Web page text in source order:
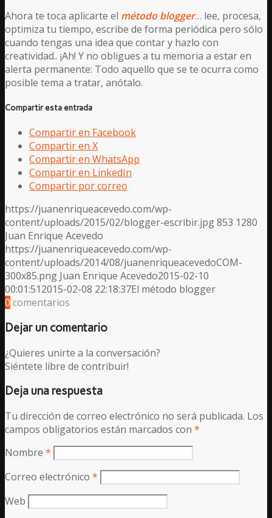
Ahora te toca aplicarte el método blogger… lee, procesa,
optimiza tu tiempo, escribe de forma periódica pero sólo
cuando tengas una idea que contar y hazlo con
creatividad.. ¡Ah! Y no obligues a tu memoria a estar en
alerta permanente: Todo aquello que se te ocurra como
posible tema a tratar, anótalo.
Compartir esta entrada
Compartir en Facebook
Compartir en X
Compartir en WhatsApp
Compartir en LinkedIn
Compartir por correo
https://juanenriqueacevedo.com/wp-
content/uploads/2015/02/blogger-escribir.jpg853 1280
Juan Enrique Acevedo
https://juanenriqueacevedo.com/wp-
content/uploads/2014/08/juanenriqueacevedoCOM-
300x85.png Juan Enrique Acevedo2015-02-10
00:01:512015-02-08 22:18:37El método blogger
0 comentarios
Dejar un comentario
¿Quieres unirte a la conversación?
Siéntete libre de contribuir!
Deja una respuesta
Tu dirección de correo electrónico no será publicada. Los
campos obligatorios están marcados con *
Nombre *
Correo electrónico *
Web